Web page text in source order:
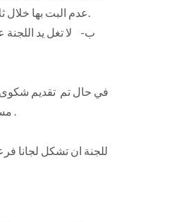
عدم البت بها خلال ثلاثة اشهر من تاريخ خطاب التحويل من الامانه أو الرئاسة، يتم قبولها في اللجنة حسب الاصول.
ب‌- لا تغل يد اللجنة
في حال تم تقديم شكوى
مسترده عند قبول الشكوى، اما في حال كان مقدم الشكوى عضوا في الاتحاد يعفى من الرسوم .
للجنة ان تشكل لجانا